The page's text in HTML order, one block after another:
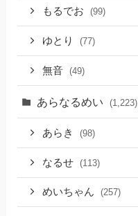
もるでお (99)
ゆとり (77)
無音 (49)
あらなるめい (1,223)
あらき (98)
なるせ (113)
めいちゃん (257)